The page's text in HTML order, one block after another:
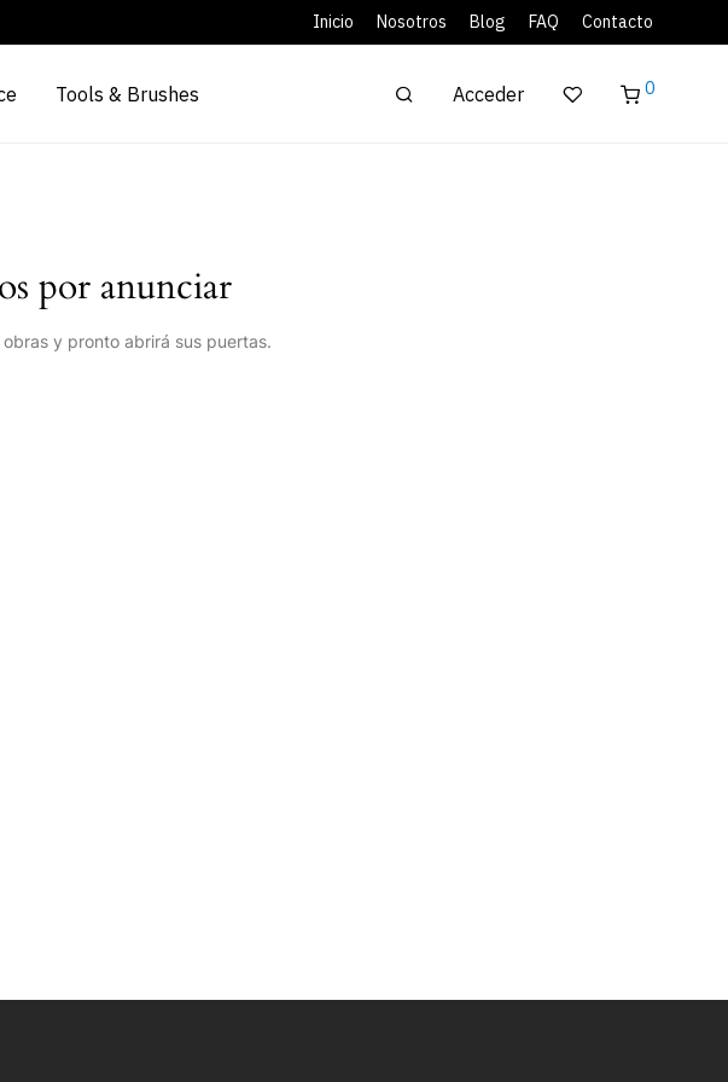
Inicio Nosotros Blog FAQ Contacto
Tools & Brushes Acceder 0
por anunciar
y pronto abrirá sus puertas.